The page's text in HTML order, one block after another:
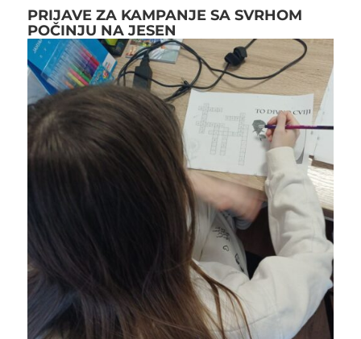
PRIJAVE ZA KAMPANJE SA SVRHOM
POČINJU NA JESEN